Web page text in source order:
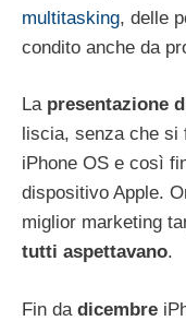
multitasking, delle
condito anche da
La presentazione
liscia, senza che
iPhone OS e così
dispositivo Apple.
miglior marketing
tutti aspettavano.
Fin da dicembre